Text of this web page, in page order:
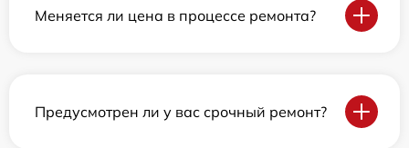
Меняется ли цена в процессе ремонта?
Предусмотрен ли у вас срочный ремонт?